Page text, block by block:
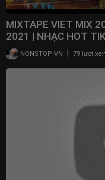
MIXTAPE VIET MIX
2021 | NHẠC HOT
NONSTOP VN 79 lượt